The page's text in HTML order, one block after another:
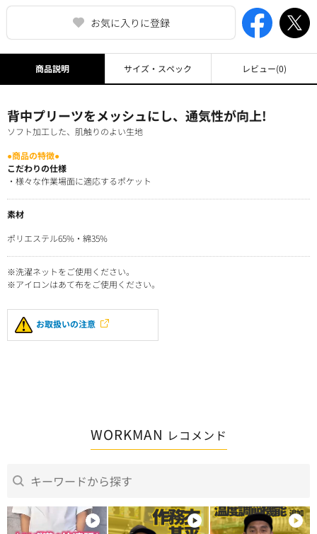
お気に入りに登録
商品説明
背中プリーツをメッシュにし、通気性が向上!
ソフト加工した、肌触りのよい生地
●商品の特徴●
こだわりの仕様
・様々な作業場面に適応するポケット
素材
ポリエステル65%・綿35%
※洗濯ネットをご使用ください。
※アイロンはあて布をご使用ください。
お取扱いの注意
サイズ・スペック レビュー(0)
WORKMAN レコメンド